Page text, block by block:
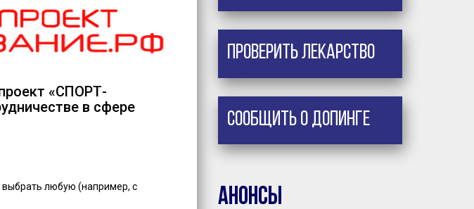
«СПОРТ-
в сфере
выбрать любую (например, с
Проверить лекарство
Сообщить о допинге
Анонсы